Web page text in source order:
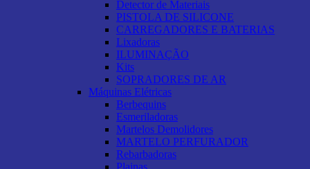
Detector de Materiais
PISTOLA DE SILICONE
CARREGADORES E BATERIAS
Lixadoras
ILUMINAÇÃO
Kits
SOPRADORES DE AR
Máquinas Elétricas
Berbequins
Esmeriladoras
Martelos Demolidores
MARTELO PERFURADOR
Rebarbadoras
Plainas